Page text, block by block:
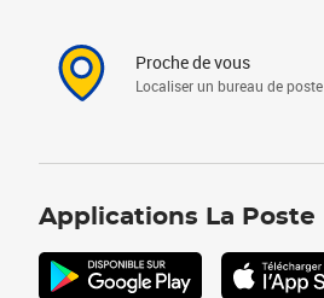
Proche de vous
Localiser un bureau de poste
Applications La Poste